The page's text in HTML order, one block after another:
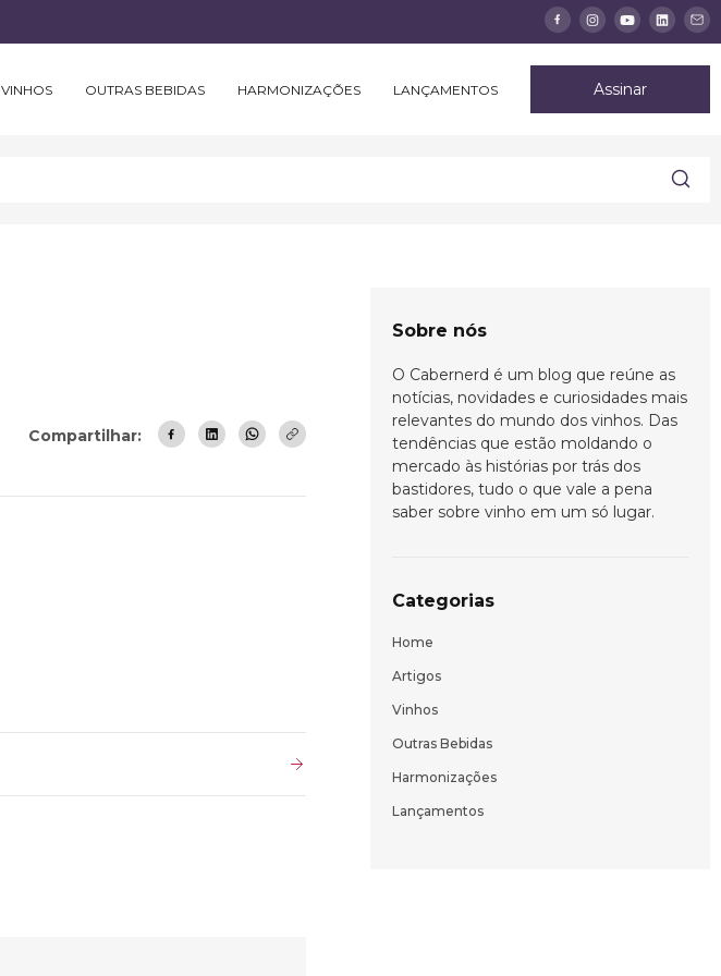
VINHOS OUTRAS BEBIDAS HARMONIZAÇÕES LANÇAMENTOS Assinar
Compartilhar:
Sobre nós
O Cabernerd é um blog que reúne as
notícias, novidades e curiosidades mais
relevantes do mundo dos vinhos. Das
tendências que estão moldando o
mercado às histórias por trás dos
bastidores, tudo o que vale a pena
saber sobre vinho em um só lugar.
Categorias
Home
Artigos
Vinhos
Outras Bebidas
Harmonizações
Lançamentos